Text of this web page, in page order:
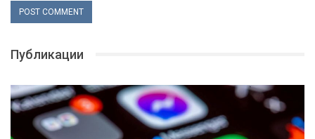
Публикации